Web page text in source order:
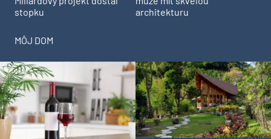
stopku
architekturu
MÔJ DOM